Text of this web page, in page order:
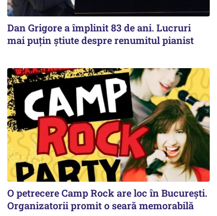
Dan Grigore a împlinit 83 de ani. Lucruri
mai puțin știute despre renumitul pianist
O petrecere Camp Rock are loc în București.
Organizatorii promit o seară memorabilă